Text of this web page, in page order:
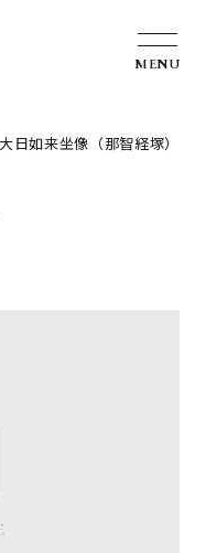
MENU
大日如来坐像（那智経塚）